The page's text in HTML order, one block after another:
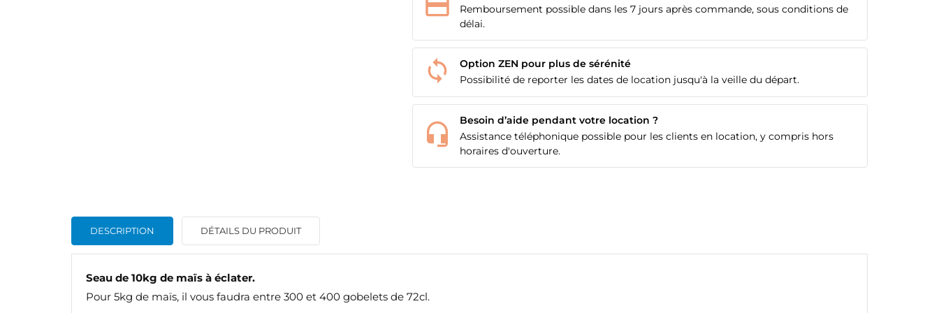
Remboursement possible dans les 7 jours après commande, sous conditions de
délai.
Option ZEN pour plus de sérénité
Possibilité de reporter les dates de location jusqu'à la veille du départ.
Besoin d’aide pendant votre location ?
Assistance téléphonique possible pour les clients en location, y compris hors
horaires d'ouverture.
DESCRIPTION DÉTAILS DU PRODUIT
Seau de 10kg de maïs à éclater.
Pour 5kg de maïs, il vous faudra entre 300 et 400 gobelets de 72cl.